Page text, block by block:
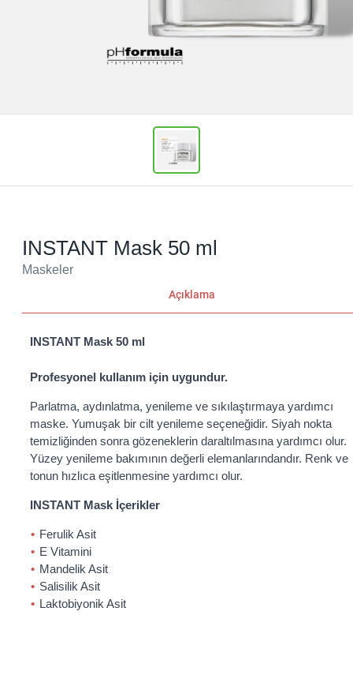
INSTANT Mask 50 ml
Maskeler
Açıklama
INSTANT Mask 50 ml
Profesyonel kullanım için uygundur.
Parlatma, aydınlatma, yenileme ve sıkılaştırmaya yardımcı
maske. Yumuşak bir cilt yenileme seçeneğidir. Siyah nokta
temizliğinden sonra gözeneklerin daraltılmasına yardımcı olur.
Yüzey yenileme bakımının değerli elemanlarındandır. Renk ve
tonun hızlıca eşitlenmesine yardımcı olur.
INSTANT Mask İçerikler
Ferulik Asit
E Vitamini
Mandelik Asit
Salisilik Asit
Laktobiyonik Asit